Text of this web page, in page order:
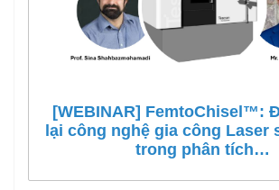
[WEBINAR] FemtoChisel™:
lại công nghệ gia công Laser
trong phân tích…